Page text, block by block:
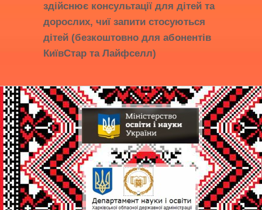
здійснює консультації для дітей та
дорослих, чиї запити стосуються
дітей (безкоштовно для абонентів
КиївСтар та Лайфселл)